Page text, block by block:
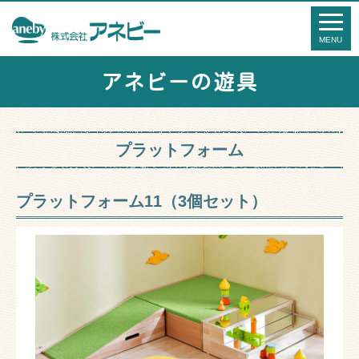
アネビーの遊具
プラットフォーム
プラットフォーム11（3個セット）